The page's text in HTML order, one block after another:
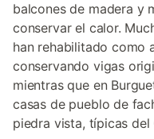
balcones de madera y
conservar el calor.
han rehabilitado como
conservando vigas
mientras que en
casas de pueblo de
piedra vista, típicas del